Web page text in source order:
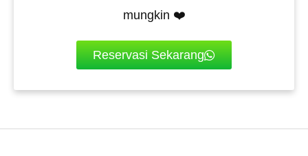
mungkin ❤️
Reservasi Sekarang